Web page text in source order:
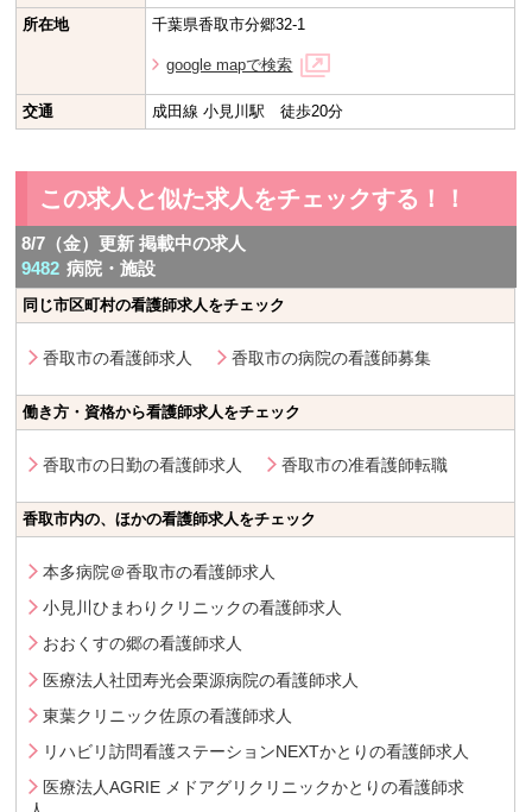
所在地
千葉県香取市分郷32-1
google mapで検索
交通 成田線 小見川駅 徒歩20分
この求人と似た求人をチェックする！！
8/7（金）更新 掲載中の求人
9482 病院・施設
同じ市区町村の看護師求人をチェック
香取市の看護師求人 香取市の病院の看護師募集
働き方・資格から看護師求人をチェック
香取市の日勤の看護師求人 香取市の准看護師転職
香取市内の、ほかの看護師求人をチェック
本多病院＠香取市の看護師求人
小見川ひまわりクリニックの看護師求人
おおくすの郷の看護師求人
医療法人社団寿光会栗源病院の看護師求人
東葉クリニック佐原の看護師求人
リハビリ訪問看護ステーションNEXTかとりの看護師求人
医療法人AGRIE メドアグリクリニックかとりの看護師求